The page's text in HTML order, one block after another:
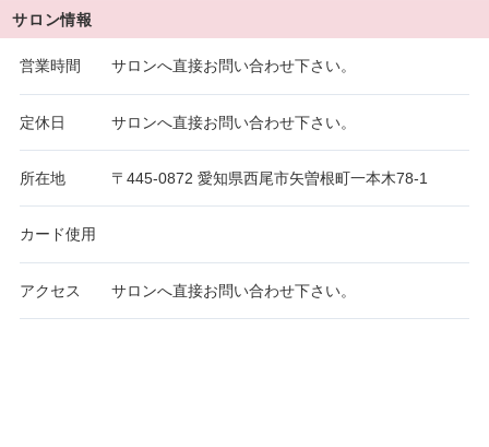
サロン情報
営業時間 サロンへ直接お問い合わせ下さい。
定休日 サロンへ直接お問い合わせ下さい。
所在地 〒445-0872 愛知県西尾市矢曽根町一本木78-1
カード使用
アクセス サロンへ直接お問い合わせ下さい。